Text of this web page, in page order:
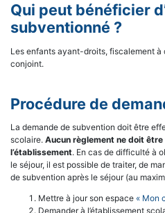
Qui peut bénéficier
subventionné ?
Les enfants ayant-droits, fiscalement à
conjoint.
Procédure de
La demande de subvention doit être
scolaire. Aucun règlement ne doit
l’établissement. En cas de difficulté à
le séjour, il est possible de traiter, de
de subvention après le séjour (au
Mettre à jour son espace « Mon
Demander à l’établissement